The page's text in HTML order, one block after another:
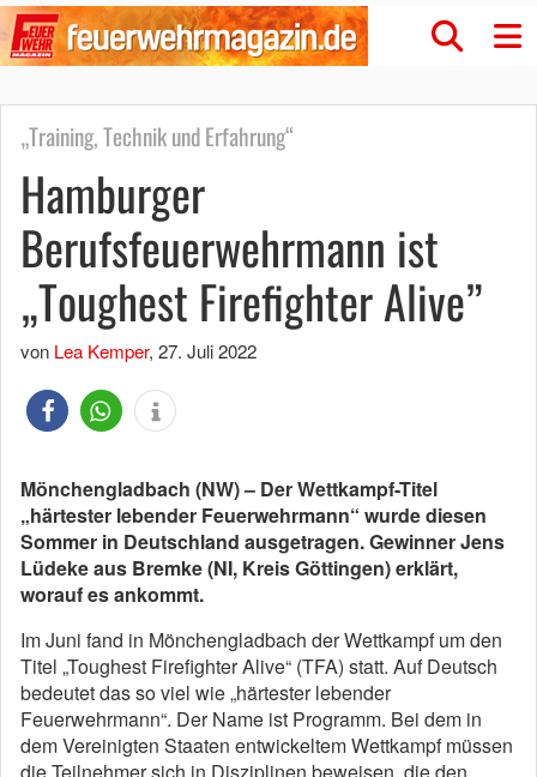
„Training, Technik und Erfahrung“
Hamburger
Berufsfeuerwehrmann ist
„Toughest Firefighter Alive”
von Lea Kemper, 27. Juli 2022
Mönchengladbach (NW)– Der Wettkampf-Titel
„härtester lebender Feuerwehrmann“ wurde diesen
Sommer in Deutschland ausgetragen. Gewinner Jens
Lüdeke aus Bremke (NI, Kreis Göttingen) erklärt,
worauf es ankommt.
Im Juni fand in Mönchengladbach der Wettkampf um den
Titel „Toughest Firefighter Alive“ (TFA) statt. Auf Deutsch
bedeutet das so viel wie „härtester lebender
Feuerwehrmann“. Der Name ist Programm. Bei dem in
dem Vereinigten Staaten entwickeltem Wettkampf müssen